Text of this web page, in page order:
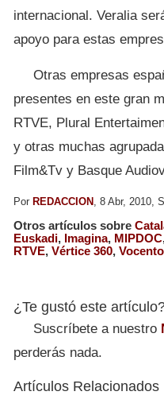
internacional. Veralia
apoyo para estas
Otras empresas
presentes en este gran
RTVE, Plural
y otras muchas
Film&Tv y Basque
Por REDACCION , 8 Abr, 2010,
Otros artículos sobre
Euskadi, Imagina, MIPDOC
RTVE, Vértice 360, Vocento
¿Te gustó este
Suscríbete a nuestro
perderás nada.
Artículos Relacionados